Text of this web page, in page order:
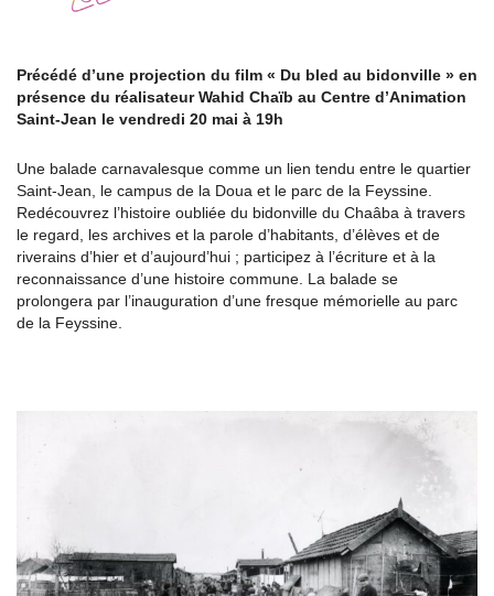
Précédé d’une projection du film « Du bled au bidonville » en
présence du réalisateur Wahid Chaïb au Centre d’Animation
Saint-Jean le vendredi 20 mai à 19h
Une balade carnavalesque comme un lien tendu entre le quartier
Saint-Jean, le campus de la Doua et le parc de la Feyssine.
Redécouvrez l’histoire oubliée du bidonville du Chaâba à travers
le regard, les archives et la parole d’habitants, d’élèves et de
riverains d’hier et d’aujourd’hui ; participez à l’écriture et à la
reconnaissance d’une histoire commune. La balade se
prolongera par l’inauguration d’une fresque mémorielle au parc
de la Feyssine.